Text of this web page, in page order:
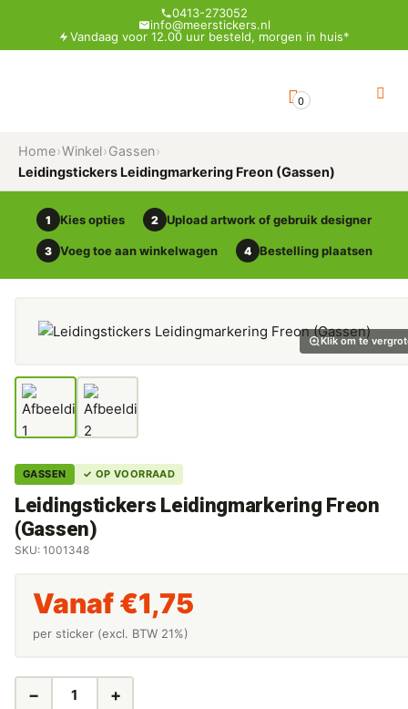
0413-273052
info@meerstickers.nl
Vandaag voor 12.00 uur besteld, morgen in huis*
0
Home›Winkel›Gassen›
Leidingstickers Leidingmarkering Freon (Gassen)
1 Kies opties 2 Upload artwork of gebruik designer
3 Voeg toe aan winkelwagen 4 Bestelling plaatsen
Klik om te
GASSEN ✓ OP VOORRAAD
Leidingstickers Leidingmarkering Freon
(Gassen)
SKU: 1001348
Vanaf €1,75
per sticker (excl. BTW 21%)
LEIDINGSTICKERS
− +